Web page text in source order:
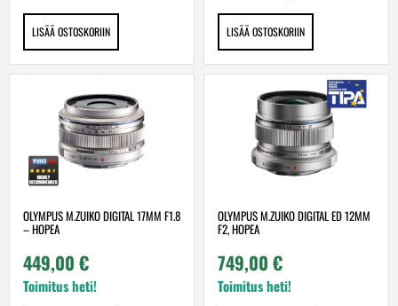
LISÄÄ OSTOSKORIIN LISÄÄ OSTOSKORIIN
OLYMPUS M.ZUIKO DIGITAL 17MM F1.8
– HOPEA
449,00 €
Toimitus heti!
OLYMPUS M.ZUIKO DIGITAL ED 12MM
F2, HOPEA
749,00 €
Toimitus heti!